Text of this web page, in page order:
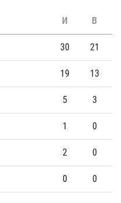
И В
30 21
19 13
5 3
1 0
2 0
0 0